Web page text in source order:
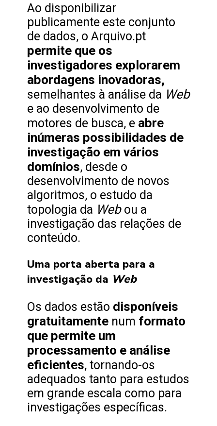
Ao disponibilizar
publicamente este conjunto
de dados, o Arquivo.pt
permite que os
investigadores explorarem
abordagens inovadoras,
semelhantes à análise da Web
e ao desenvolvimento de
motores de busca, e abre
inúmeras possibilidades de
investigação em vários
domínios, desde o
desenvolvimento de novos
algoritmos, o estudo da
topologia da Web ou a
investigação das relações de
conteúdo.
Uma porta aberta para a
investigação da Web
Os dados estão disponíveis
gratuitamente num formato
que permite um
processamento e análise
eficientes, tornando-os
adequados tanto para estudos
em grande escala como para
investigações específicas.